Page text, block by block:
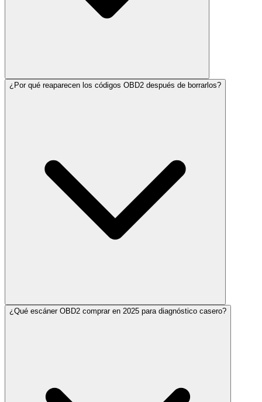
¿Por qué reaparecen los códigos OBD2 después de borrarlos?
¿Qué escáner OBD2 comprar en 2025 para diagnóstico casero?